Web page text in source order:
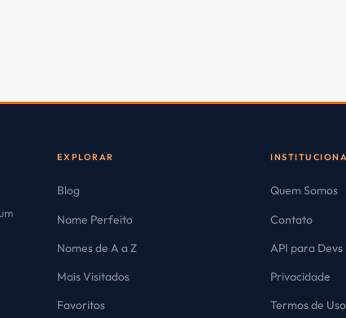
EXPLORAR
Blog
Nome Perfeito
Nomes de A a Z
Mais Visitados
Favoritos
Quem Somos
Contato
API para Devs
Privacidade
Termos de Uso